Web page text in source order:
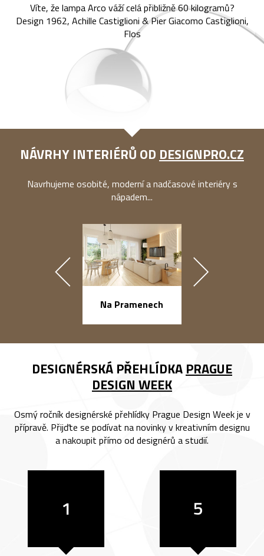
Víte, že lampa Arco váží celá přibližně 60 kilogramů?
Design 1962, Achille Castiglioni & Pier Giacomo Castiglioni,
Flos
NÁVRHY INTERIÉRŮ OD DESIGNPRO.CZ
Navrhujeme osobité, moderní a nadčasové interiéry s
nápadem...
Na Pramenech
DESIGNÉRSKÁ PŘEHLÍDKA PRAGUE
DESIGN WEEK
Osmý ročník designérské přehlídky Prague Design Week je v
přípravě. Přijďte se podívat na novinky v kreativním designu
a nakoupit přímo od designérů a studií.
1 5